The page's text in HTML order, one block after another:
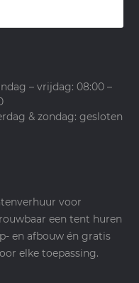
– vrijdag: 08:00 –
& zondag: gesloten
voor
een tent huren
en afbouw én gratis
elke toepassing.